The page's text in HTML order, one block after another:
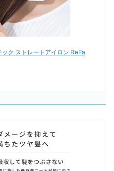
ック ストレートアイロン ReFa